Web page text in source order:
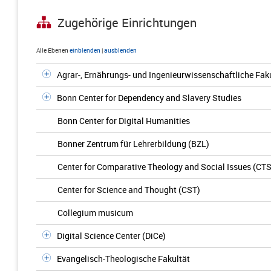
Zugehörige Einrichtungen
Alle Ebenen einblenden |ausblenden
Agrar-, Ernährungs- und Ingenieurwissenschaftliche
Bonn Center for Dependency and Slavery Studies
Bonn Center for Digital Humanities
Bonner Zentrum für Lehrerbildung (BZL)
Center for Comparative Theology and Social Issues
Center for Science and Thought (CST)
Collegium musicum
Digital Science Center (DiCe)
Evangelisch-Theologische Fakultät